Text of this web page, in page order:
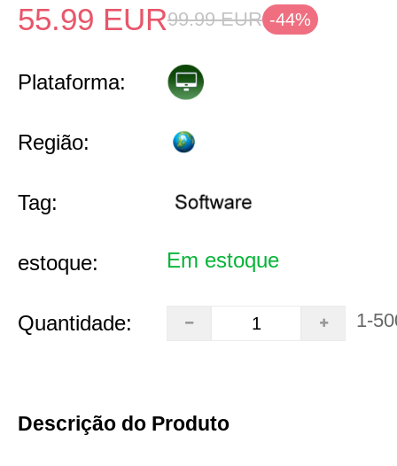
55.99 EUR99.99 EUR -44%
Plataforma:
Região:
Tag:
estoque: Em estoque
Quantidade: 1-
Descrição do Produto